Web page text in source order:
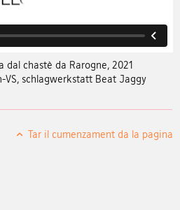
dal chastè da Rarogne, 2021
VS, schlagwerkstatt Beat Jaggy
Tar il cumenzament da la pagina